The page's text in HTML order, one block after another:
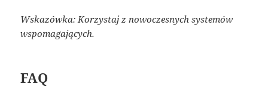
Wskazówka: Korzystaj z nowoczesnych systemów
wspomagających.
FAQ